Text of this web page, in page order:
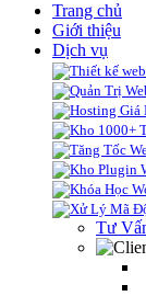
Trang chủ
Giới thiệu
Dịch vụ
Tư